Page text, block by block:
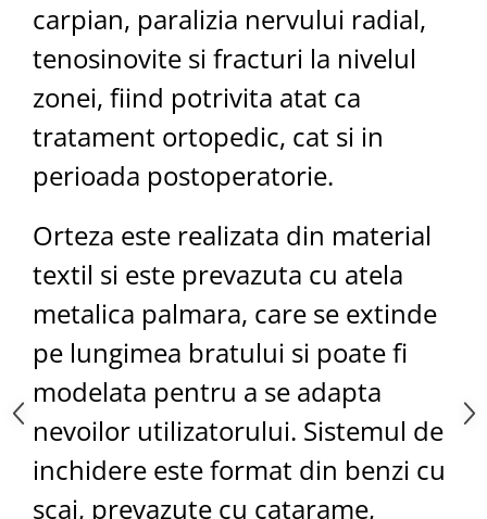
Uniforme si saboti medicali
Saboti medicali
Carti
carpian, paralizia nervului radial,
tenosinovite si fracturi la nivelul
zonei, fiind potrivita atat ca
tratament ortopedic, cat si in
perioada postoperatorie.
Orteza este realizata din material
textil si este prevazuta cu atela
metalica palmara, care se extinde
pe lungimea bratului si poate fi
modelata pentru a se adapta
nevoilor utilizatorului. Sistemul de
inchidere este format din benzi cu
scai, prevazute cu catarame,